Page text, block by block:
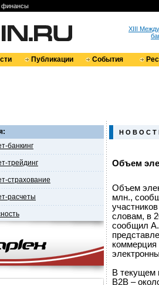
финансы
XIII
Публикации События
банкинг
трейдинг
страхование
расчеты
Н О В О С Т
Объем
Объем
млн.,
словам, в
сообщил
коммерция
В текущем
B2B –